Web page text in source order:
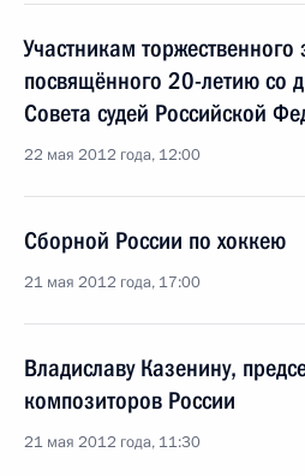
Участникам торжественного
посвящённого 20-летию со
Совета судей Российской
22 мая 2012 года, 12:00
Сборной России по хоккею
21 мая 2012 года, 17:00
Владиславу Казенину,
композиторов России
21 мая 2012 года, 11:30